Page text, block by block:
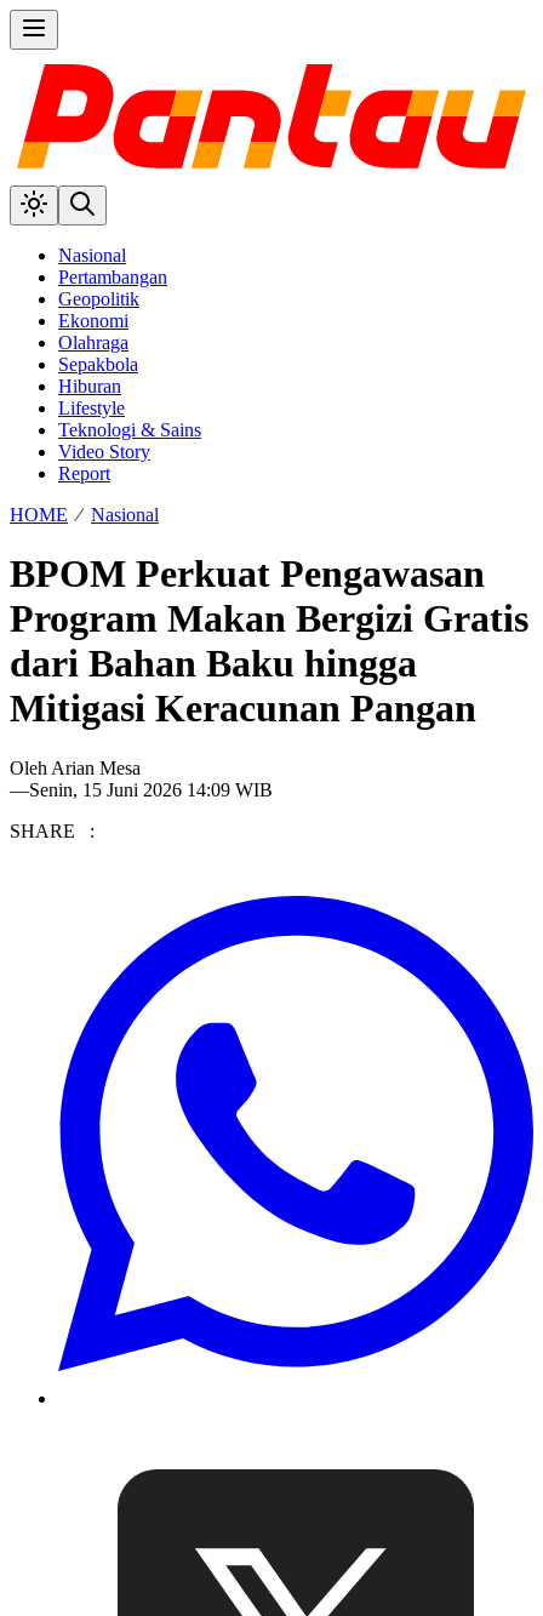
Nasional
Pertambangan
Geopolitik
Ekonomi
Olahraga
Sepakbola
Hiburan
Lifestyle
Teknologi & Sains
Video Story
Report
HOME ⁄ Nasional
BPOM Perkuat Pengawasan
Program Makan Bergizi Gratis
dari Bahan Baku hingga
Mitigasi Keracunan Pangan
Oleh Arian Mesa
—Senin, 15 Juni 2026 14:09 WIB
SHARE :